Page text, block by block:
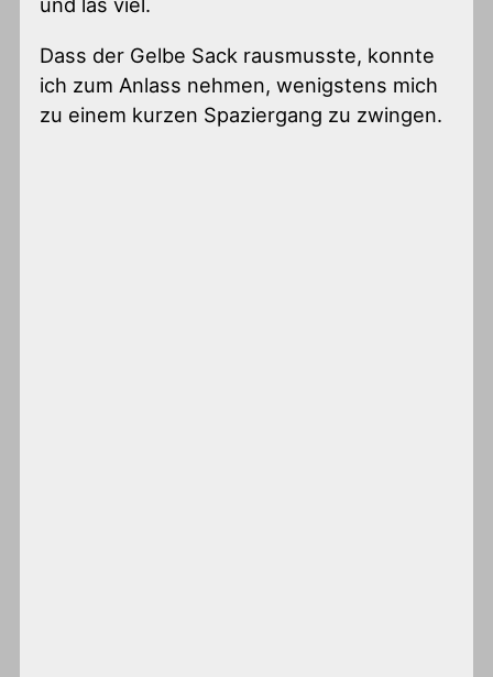
und las viel.
Dass der Gelbe Sack rausmusste, konnte
ich zum Anlass nehmen, wenigstens mich
zu einem kurzen Spaziergang zu zwingen.